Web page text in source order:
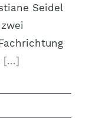
Seidel
[...]